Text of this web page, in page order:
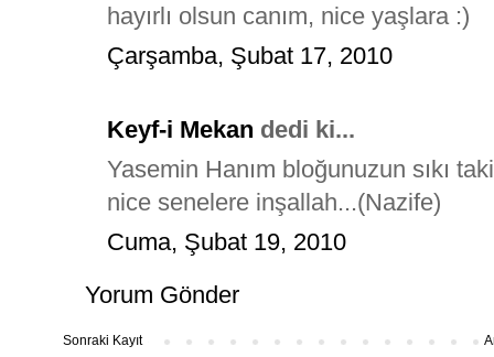
hayırlı olsun canım, nice yaşlara :)
Çarşamba, Şubat 17, 2010
Keyf-i Mekan dedi ki...
Yasemin Hanım bloğunuzun sıkı
nice senelere inşallah...(Nazife)
Cuma, Şubat 19, 2010
Yorum Gönder
Sonraki Kayıt